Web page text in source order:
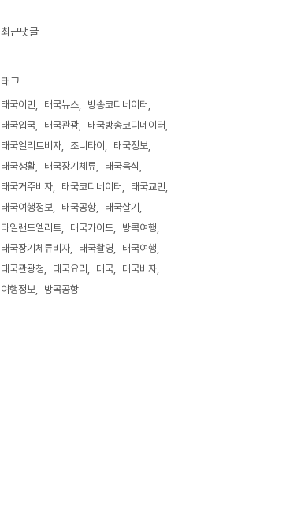
최근댓글
태그
태국이민 태국뉴스
방송코디네이터
태국입국
태국관광
태국방송코디네이터
태국엘리트비자
조니타이
태국정보
태국생활
태국장기체류
태국음식
태국거주비자
태국코디네이터
태국교민
태국여행정보
태국공항
태국살기
타일랜드엘리트
태국가이드
방콕여행
태국장기체류비자
태국촬영
태국여행
태국관광청
태국요리 태국
태국비자
여행정보
방콕공항